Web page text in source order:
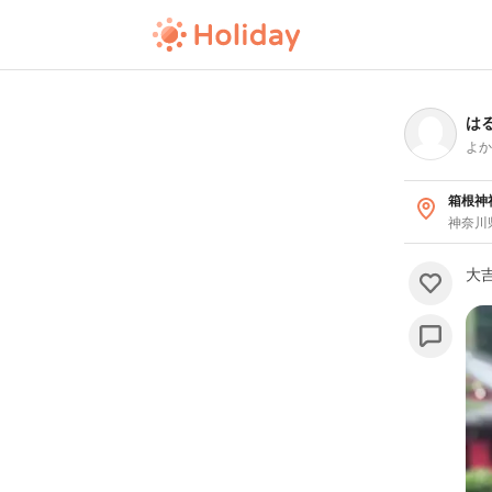
は
よ
箱根神
神奈川
大